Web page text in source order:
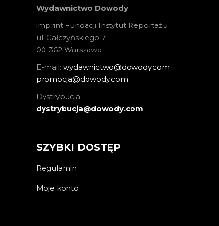
Wydawnictwo Dowody
imprint Fundacji Instytut Reportażu
ul. Gałczyńskiego 7
00-362 Warszawa
E-mail: wydawnictwo@dowody.com
promocja@dowody.com
Dystrybucja:
dystrybucja@dowody.com
SZYBKI DOSTĘP
Regulamin
Moje konto